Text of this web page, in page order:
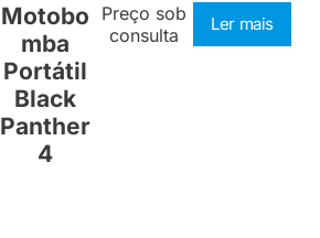
Motobo
mba
Portátil
Black
Panther
4
Preço sob
consulta
Ler mais